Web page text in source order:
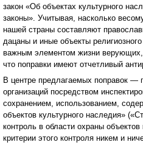
закон «Об объектах культурного
законы». Учитывая, насколько
нашей страны составляют
дацаны и иные объекты
важным элементом жизни верующих,
что поправки имеют отчетливый
В центре предлагаемых поправок —
организаций посредством
сохранением, использованием,
объектов культурного наследия»
контроль в области охраны
критерии этого контроля никем и